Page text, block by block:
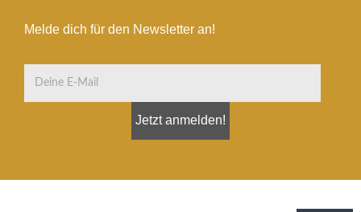
Melde dich für den Newsletter an!
Jetzt anmelden!